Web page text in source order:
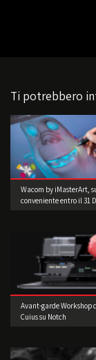
Ti potrebbero
Wacom by iMasterArt,
conveniente entro il 31
Avant-garde Workshop
Cuius su Notch